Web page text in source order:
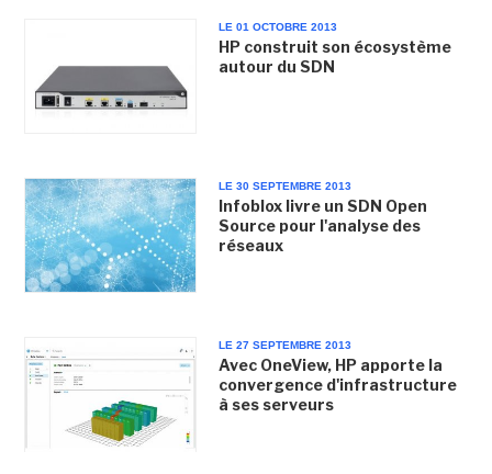
LE 01 OCTOBRE 2013
HP construit son écosystème
autour du SDN
LE 30 SEPTEMBRE 2013
Infoblox livre un SDN Open
Source pour l'analyse des
réseaux
LE 27 SEPTEMBRE 2013
Avec OneView, HP apporte la
convergence d'infrastructure
à ses serveurs